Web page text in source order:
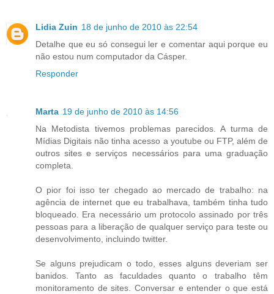
Lidia Zuin 18 de junho de 2010 às 22:54
Detalhe que eu só consegui ler e comentar aqui porque eu
não estou num computador da Cásper.
Responder
Marta 19 de junho de 2010 às 14:56
Na Metodista tivemos problemas parecidos. A turma de
Mídias Digitais não tinha acesso a youtube ou FTP, além de
outros sites e serviços necessários para uma graduação
completa.
O pior foi isso ter chegado ao mercado de trabalho: na
agência de internet que eu trabalhava, também tinha tudo
bloqueado. Era necessário um protocolo assinado por três
pessoas para a liberação de qualquer serviço para teste ou
desenvolvimento, incluindo twitter.
Se alguns prejudicam o todo, esses alguns deveriam ser
banidos. Tanto as faculdades quanto o trabalho têm
monitoramento de sites. Conversar e entender o que está